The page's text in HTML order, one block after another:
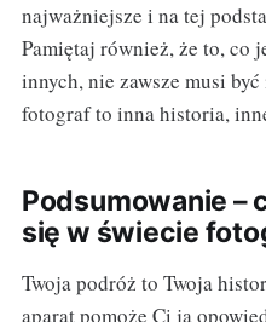
najważniejsze i na tej
Pamiętaj również, że to, co
innych, nie zawsze musi
fotograf to inna historia,
Podsumowanie –
się w świecie
Twoja podróż to Twoja
aparat pomoże Ci ją